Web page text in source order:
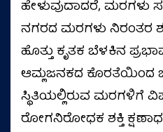
ಹೇಳುವುದಾದರೆ, ಮರಗಳು
ನಗರದ ಮರಗಳು ನಿರಂತರ
ಹೊತ್ತು ಕೃತಕ ಬೆಳಕಿನ
ಆಮ್ಲಜನಕದ ಕೊರತೆಯಿಂದ
ಸ್ಥಿತಿಯಲ್ಲಿರುವ ಮರಗಳಿಗೆ
ರೋಗನಿರೋಧಕ ಶಕ್ತಿ